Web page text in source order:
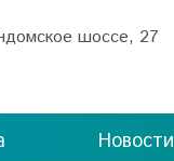
шоссе, 27
Новости